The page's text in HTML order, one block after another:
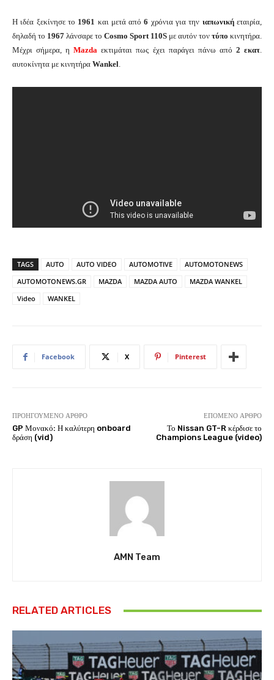
H ιδέα ξεκίνησε το 1961 και μετά από6 χρόνια για την ιαπωνικήεταιρία,
δηλαδή το 1967 λάνσαρε το Cosmo Sport 110S με αυτόν τον τύπο κινητήρα.
Μέχρι σήμερα, ηMazda εκτιμάται πως έχει παράγει πάνω από 2 εκατ
αυτοκίνητα με κινητήρα Wankel
TAGS AUTO AUTO VIDEO AUTOMOTIVE
AUTOMOTONEWS
AUTOMOTONEWS.GR
MAZDA MAZDA AUTO
MAZDA WANKEL
Video
WANKEL
Facebook X Pinterest
ΠΡΟΗΓΟΎΜΕΝΟ ΆΡΘΡΟ
GP Μονακό: Η καλύτερη onboard
δράση (vid)
ΕΠΌΜΕΝΟ ΆΡΘΡΟ
Το Nissan GT-R κέρδισε το
Champions League (video)
AMN Team
RELATED ARTICLES